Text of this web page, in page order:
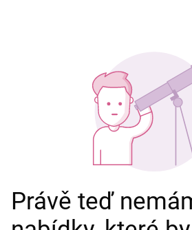
Právě teď